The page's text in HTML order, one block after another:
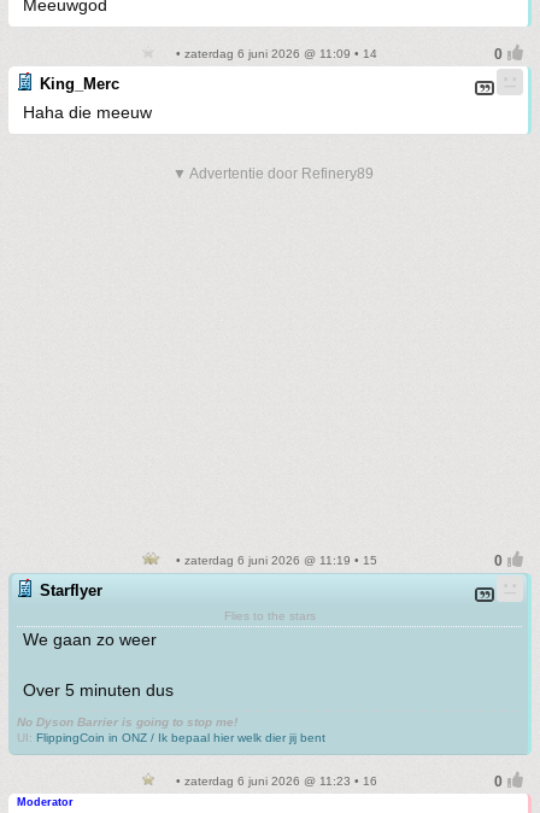
Meeuwgod
• zaterdag 6 juni 2026 @ 11:09 • 14
King_Merc
Haha die meeuw
▼ Advertentie door Refinery89
• zaterdag 6 juni 2026 @ 11:19 • 15
Starflyer
Flies to the stars
We gaan zo weer
Over 5 minuten dus
No Dyson Barrier is going to stop me!
UI: FlippingCoin in ONZ / Ik bepaal hier welk dier jij bent
• zaterdag 6 juni 2026 @ 11:23 • 16
Moderator